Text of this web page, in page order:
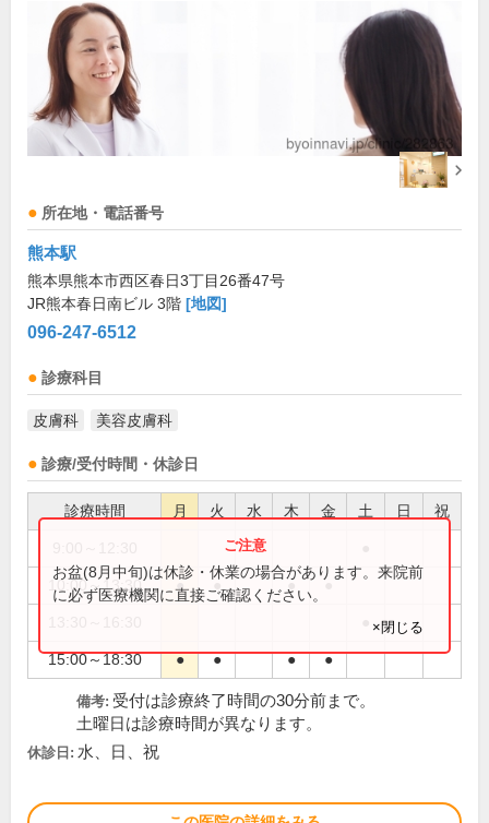
所在地・電話番号
熊本駅
熊本県熊本市西区春日3丁目26番47号
JR熊本春日南ビル 3階 [地図]
096-247-6512
診療科目
皮膚科 美容皮膚科
診療/受付時間・休診日
診療時間 月 火 水 木 金 土 日 祝
10:00～13:30 ● ● ● ●
15:00～18:30 ● ● ● ●
お盆(8月中旬)は休診・休業の場合があります。来院前
に必ず医療機関に直接ご確認ください。
×閉じる
備考: 受付は診療終了時間の30分前まで。
土曜日は診療時間が異なります。
休診日: 水、日、祝